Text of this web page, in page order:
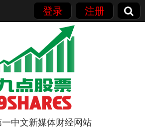
登录 注册
一中文新媒体财经网站